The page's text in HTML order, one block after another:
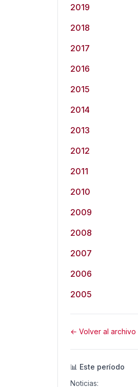
2019
2018
2017
2016
2015
2014
2013
2012
2011
2010
2009
2008
2007
2006
2005
← Volver al archivo
📊 Este período
Noticias: